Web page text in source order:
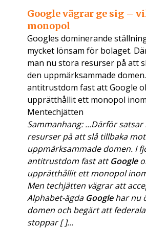
Google vägrar ge sig –
monopol
Googles dominerande
mycket lönsam för bolaget.
man nu stora resurser på att
den uppmärksammade
antitrustdom fast att Google
upprätthållit ett monopol
Mentechjätten
Sammanhang: ...Därför
resurser på att slå tillbaka
uppmärksammade domen. I
antitrustdom fast attGoogle
upprätthållit ett monopol
Men techjätten vägrar att
Alphabet-ägda Googlehar nu
domen och begärt att
stoppar [ ]...